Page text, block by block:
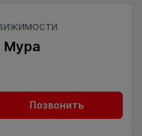
Мура
Позвонить